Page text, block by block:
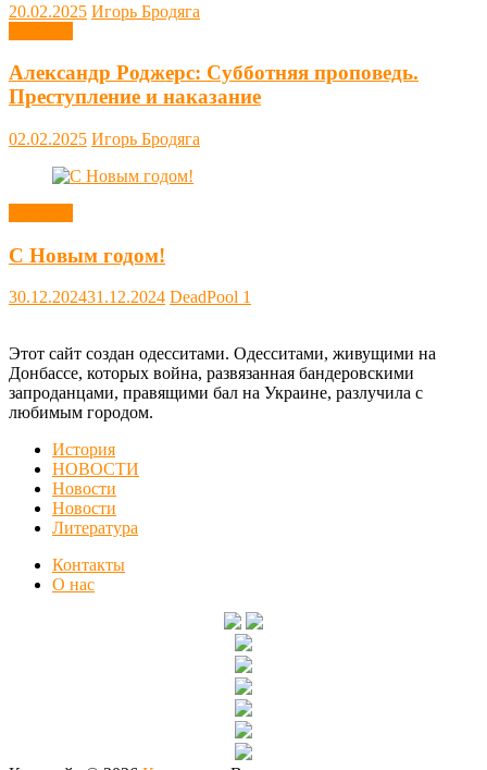
20.02.2025 Игорь Бродяга
Александр Роджерс: Субботняя проповедь.
Преступление и наказание
02.02.2025 Игорь Бродяга
С Новым годом!
30.12.202431.12.2024 DeadPool 1
Этот сайт создан одесситами. Одесситами, живущими на
Донбассе, которых война, развязанная бандеровскими
запроданцами, правящими бал на Украине, разлучила с
любимым городом.
История
НОВОСТИ
Новости
Новости
Литература
Контакты
О нас